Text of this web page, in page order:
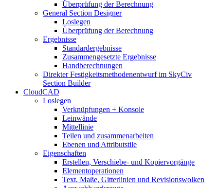
Überprüfung der Berechnung
General Section Designer
Loslegen
Überprüfung der Berechnung
Ergebnisse
Standardergebnisse
Zusammengesetzte Ergebnisse
Handberechnungen
Direkter Festigkeitsmethodenentwurf im SkyCiv
Section Builder
CloudCAD
Loslegen
Verknüpfungen + Konsole
Leinwände
Mittellinie
Teilen und zusammenarbeiten
Ebenen und Attributstile
Eigenschaften
Erstellen, Verschiebe- und Kopiervorgänge
Elementoperationen
Text, Maße, Gitterlinien und Revisionswolken